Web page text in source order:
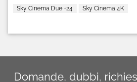
Sky Cinema Due +24 Sky Cinema 4K
Domande, dubbi,